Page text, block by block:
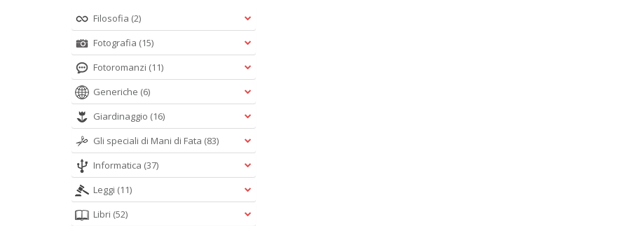
Filosofia (2)
Fotografia (15)
Fotoromanzi (11)
Generiche (6)
Giardinaggio (16)
Gli speciali di Mani di Fata (83)
Informatica (37)
Leggi (11)
Libri (52)